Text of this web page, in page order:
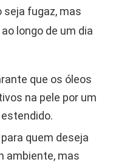
seja fugaz, mas
longo de um dia
que os óleos
na pele por um
quem deseja
ambiente, mas